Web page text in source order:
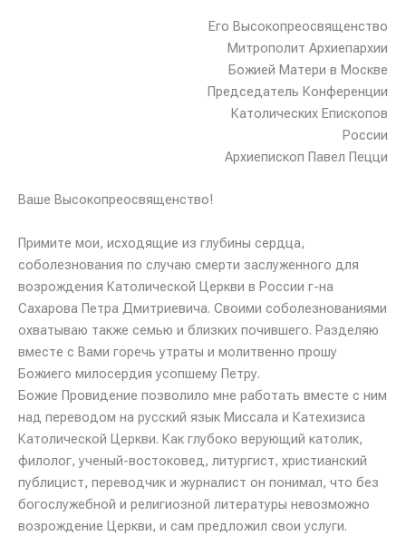
Его Высокопреосвященство
Митрополит Архиепархии
Божией Матери в Москве
Председатель Конференции
Католических Епископов
России
Архиепископ Павел Пецци
Ваше Высокопреосвященство!
Примите мои, исходящие из глубины сердца,
соболезнования по случаю смерти заслуженного для
возрождения Католической Церкви в России г-на
Сахарова Петра Дмитриевича. Своими соболезнованиями
охватываю также семью и близких почившего. Разделяю
вместе с Вами горечь утраты и молитвенно прошу
Божиего милосердия усопшему Петру.
Божие Провидение позволило мне работать вместе с ним
над переводом на русский язык Миссала и Катехизиса
Католической Церкви. Как глубоко верующий католик,
филолог, ученый-востоковед, литургист, христианский
публицист, переводчик и журналист он понимал, что без
богослужебной и религиозной литературы невозможно
возрождение Церкви, и сам предложил свои услуги.